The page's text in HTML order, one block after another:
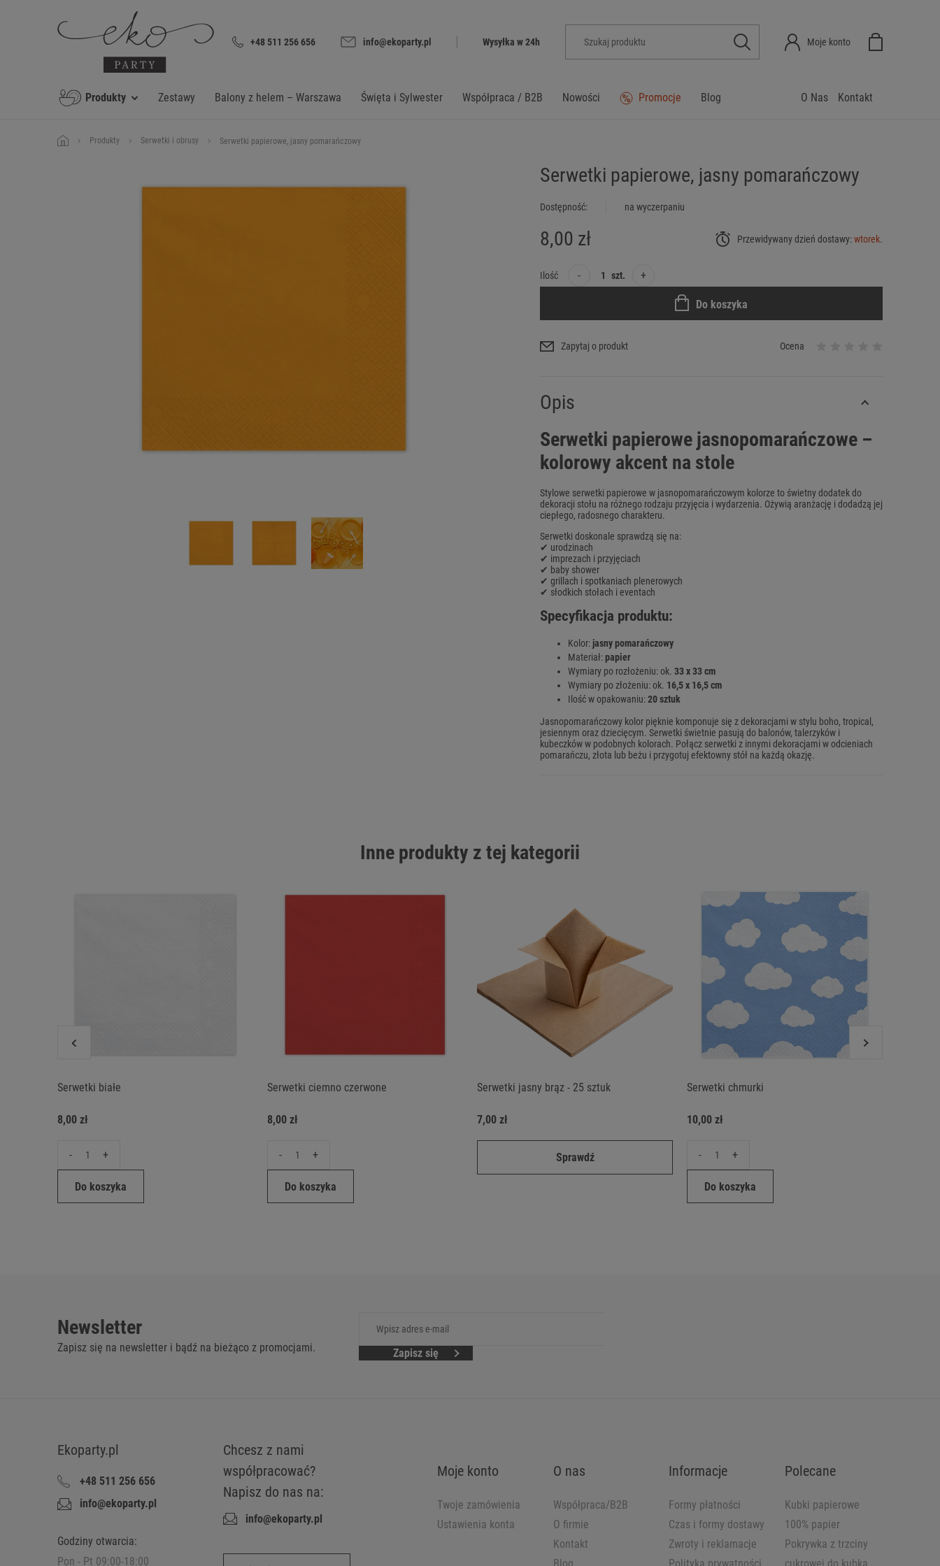
+48 511 256 656 info@ekoparty.pl Wysyłka w 24h Moje konto
Produkty Zestawy Balony z helem – Warszawa Święta i Sylwester Współpraca / B2B Nowości Promocje Blog Kontakt
O Nas
Produkty Serwetki i obrusy Serwetki papierowe, jasny pomarańczowy
Serwetki papierowe, jasny pomarańczowy
Dostępność: na wyczerpaniu
8,00 zł Przewidywany dzień dostawy:wtorek.
Ilość - szt. +
Do koszyka
Zapytaj o produkt Ocena
Opis
Serwetki papierowe jasnopomarańczowe –
kolorowy akcent na stole
Stylowe serwetki papierowe w jasnopomarańczowym kolorze to świetny dodatek do
dekoracji stołu na różnego rodzaju przyjęcia i wydarzenia. Ożywią aranżację i dodadzą jej
ciepłego, radosnego charakteru.
Serwetki doskonale sprawdzą się na:
✔ urodzinach
✔ imprezach i przyjęciach
✔ baby shower
✔ grillach i spotkaniach plenerowych
✔ słodkich stołach i eventach
Specyfikacja produktu:
Kolor: jasny pomarańczowy
Materiał:papier
Wymiary po rozłożeniu: ok. 33 x 33 cm
Wymiary po złożeniu: ok. 16,5 x 16,5 cm
Ilość w opakowaniu:20 sztuk
Jasnopomarańczowy kolor pięknie komponuje się z dekoracjami w stylu boho, tropical,
jesiennym oraz dziecięcym. Serwetki świetnie pasują do balonów, talerzyków i
kubeczków w podobnych kolorach. Połącz serwetki z innymi dekoracjami w odcieniach
pomarańczu, złota lub beżu i przygotuj efektowny stół na każdą okazję.
Inne produkty z tej kategorii
Serwetki białe
8,00 zł
- +
Do koszyka
Serwetki ciemno czerwone
8,00 zł
- +
Do koszyka
Serwetki jasny brąz - 25 sztuk
7,00 zł
Sprawdź
Serwetki chmurki
10,00 zł
- +
Do koszyka
Newsletter
Zapisz się na newsletter i bądź na bieżąco z promocjami. Zapisz się
Ekoparty.pl
+48 511 256 656
info@ekoparty.pl
Godziny otwarcia:
Pon - Pt 09:00-18:00
Chcesz z nami
współpracować?
Napisz do nas na:
info@ekoparty.pl
Moje konto
Twoje zamówienia
Ustawienia konta
O nas
Współpraca/B2B
O firmie
Kontakt
Informacje
Formy płatności
Czas i formy dostawy
Zwroty i reklamacje
Polecane
Kubki papierowe
100% papier
Pokrywka z trzciny